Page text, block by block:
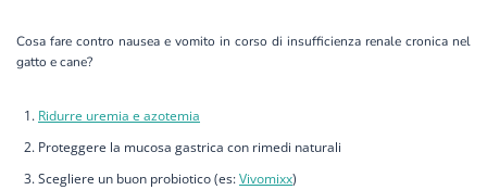
Cosa fare contro nausea e vomito in corso di insufficienza renale cronica nel
gatto e cane?
Ridurre uremia e azotemia
Proteggere la mucosa gastrica con rimedi naturali
Scegliere un buon probiotico (es:Vivomixx)